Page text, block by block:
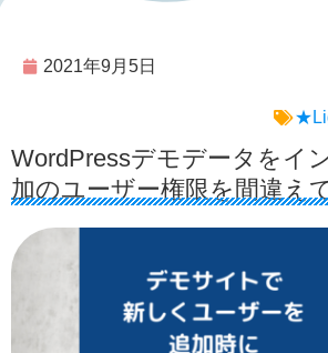
2021年9月5日
WordPressデモデータをイ
加のユーザー権限を間違え